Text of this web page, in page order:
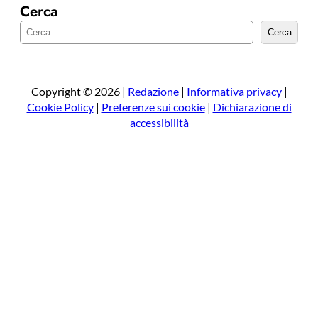
Cerca
e
a
Cerca
Copyright © 2026 | Redazione | Informativa privacy|
Cookie Policy| Preferenze sui cookie| Dichiarazione di
accessibilità